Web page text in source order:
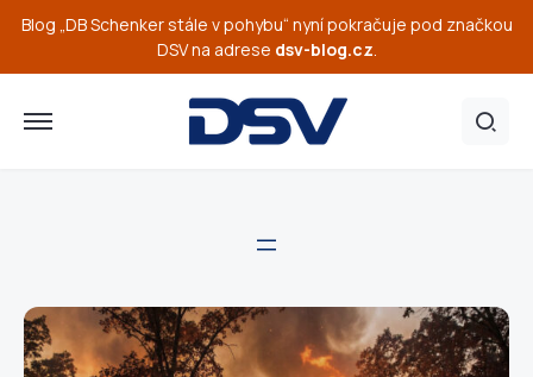
Blog „DB Schenker stále v pohybu“ nyní pokračuje pod značkou
DSV na adrese dsv-blog.cz.